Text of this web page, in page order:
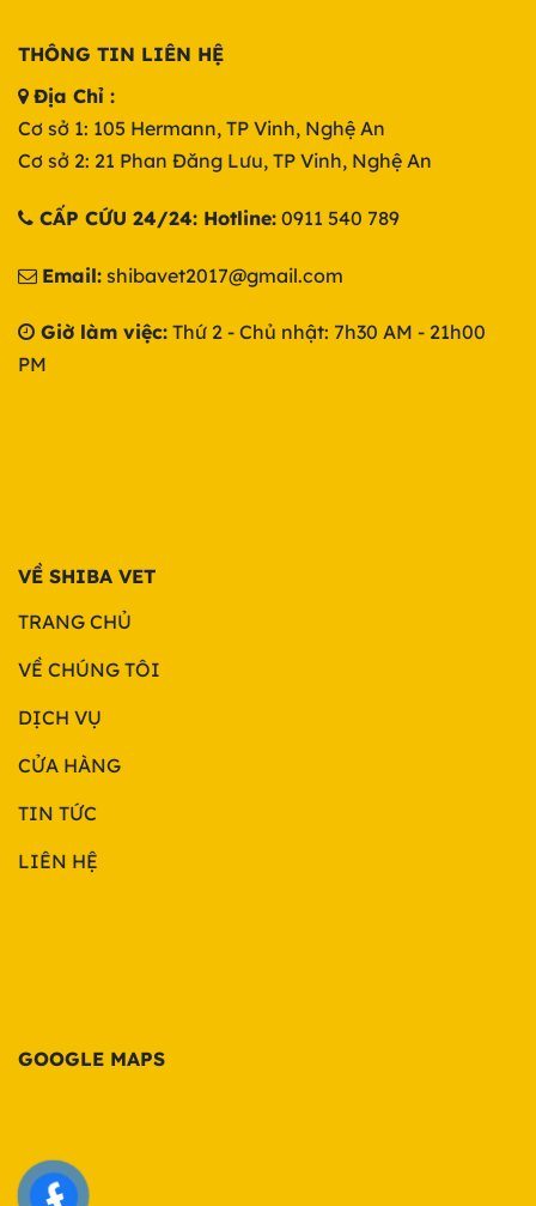
THÔNG TIN LIÊN HỆ
Địa Chỉ :
Cơ sở 1: 105 Hermann, TP Vinh, Nghệ An
Cơ sở 2: 21 Phan Đăng Lưu, TP Vinh, Nghệ An
CẤP CỨU 24/24: Hotline: 0911 540 789
Email: shibavet2017@gmail.com
Giờ làm việc: Thứ 2 - Chủ nhật: 7h30 AM - 21h00
PM
VỀ SHIBA VET
TRANG CHỦ
VỀ CHÚNG TÔI
DỊCH VỤ
CỬA HÀNG
TIN TỨC
LIÊN HỆ
GOOGLE MAPS